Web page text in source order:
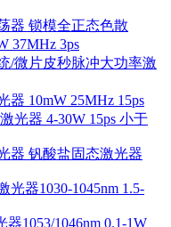
器 锁模全正态色散
37MHz 3ps
/微片皮秒脉冲大功率激
器 10mW 25MHz 15ps
光器 4-30W 15ps 小于
器 钒酸盐固态激光器
器1030-1045nm 1.5-
1053/1046nm 0.1-1W